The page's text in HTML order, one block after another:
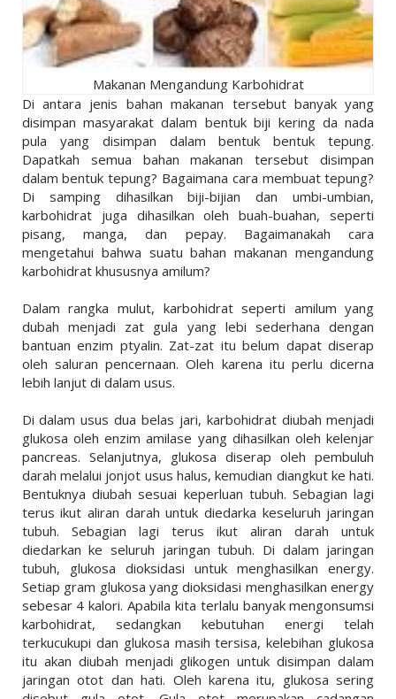
Makanan Mengandung Karbohidrat
Di antara jenis bahan makanan tersebut banyak yang
disimpan masyarakat dalam bentuk biji kering da nada
pula yang disimpan dalam bentuk bentuk tepung.
Dapatkah semua bahan makanan tersebut disimpan
dalam bentuk tepung? Bagaimana cara membuat tepung?
Di samping dihasilkan biji-bijian dan umbi-umbian,
karbohidrat juga dihasilkan oleh buah-buahan, seperti
pisang, manga, dan pepay. Bagaimanakah cara
mengetahui bahwa suatu bahan makanan mengandung
karbohidrat khususnya amilum?
Dalam rangka mulut, karbohidrat seperti amilum yang
dubah menjadi zat gula yang lebi sederhana dengan
bantuan enzim ptyalin. Zat-zat itu belum dapat diserap
oleh saluran pencernaan. Oleh karena itu perlu dicerna
lebih lanjut di dalam usus.
Di dalam usus dua belas jari, karbohidrat diubah menjadi
glukosa oleh enzim amilase yang dihasilkan oleh kelenjar
pancreas. Selanjutnya, glukosa diserap oleh pembuluh
darah melalui jonjot usus halus, kemudian diangkut ke hati.
Bentuknya diubah sesuai keperluan tubuh. Sebagian lagi
terus ikut aliran darah untuk diedarka keseluruh jaringan
tubuh. Sebagian lagi terus ikut aliran darah untuk
diedarkan ke seluruh jaringan tubuh. Di dalam jaringan
tubuh, glukosa dioksidasi untuk menghasilkan energy.
Setiap gram glukosa yang dioksidasi menghasilkan energy
sebesar 4 kalori. Apabila kita terlalu banyak mengonsumsi
karbohidrat, sedangkan kebutuhan energi telah
terkucukupi dan glukosa masih tersisa, kelebihan glukosa
itu akan diubah menjadi glikogen untuk disimpan dalam
jaringan otot dan hati. Oleh karena itu, glukosa sering